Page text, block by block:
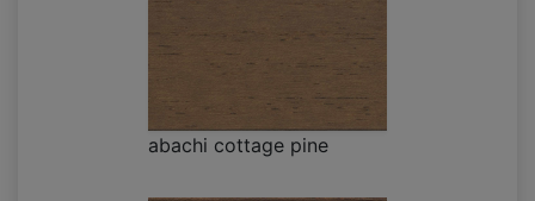
abachi cottage pine